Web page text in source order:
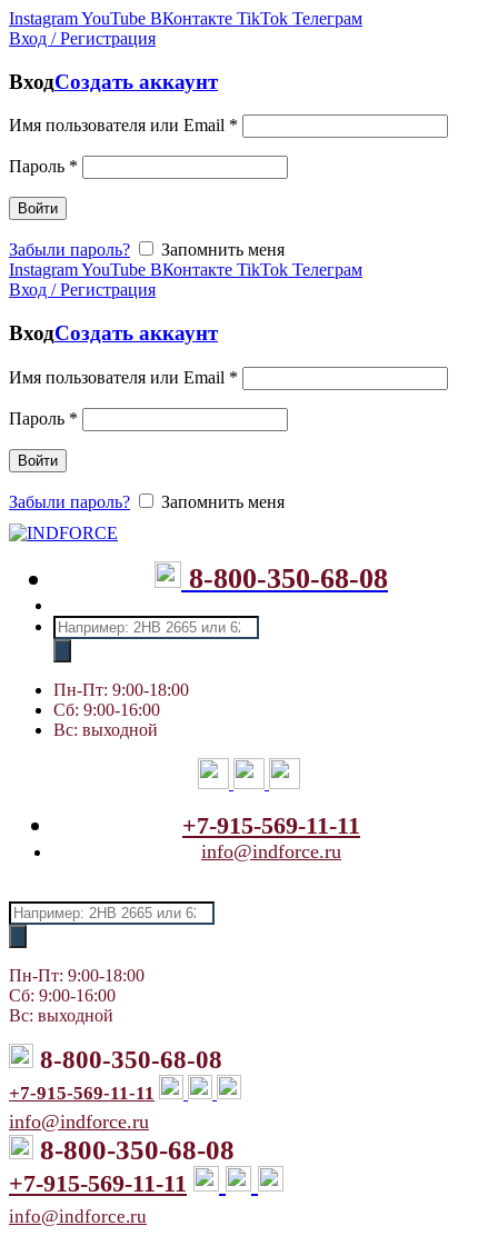
InstagramYouTube ВКонтакте TikTok Телеграм
Вход / Регистрация
ВходСоздать аккаунт
Имя пользователя или Email *
Пароль *
Войти
Забыли пароль?
Запомнить меня
InstagramYouTube ВКонтакте TikTok Телеграм
Вход / Регистрация
ВходСоздать аккаунт
Имя пользователя или Email *
Пароль *
Войти
Забыли пароль? Запомнить меня
8-800-350-68-08
Поиск
товаров
Пн-Пт: 9:00-18:00
Сб: 9:00-16:00
Вс: выходной
+7-915-569-11-11
info@indforce.ru
Поиск
товаров
Пн-Пт: 9:00-18:00
Сб: 9:00-16:00
Вс: выходной
8-800-350-68-08
+7-915-569-11-11
info@indforce.ru
8-800-350-68-08
+7-915-569-11-11
info@indforce.ru